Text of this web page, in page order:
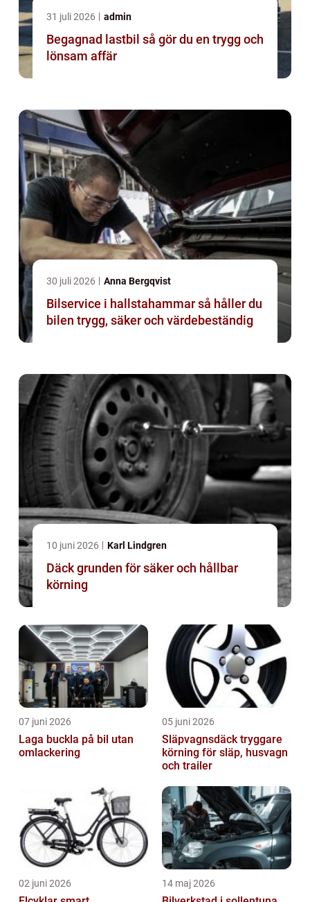
31 juli 2026 admin
Begagnad lastbil så gör du en trygg och
lönsam affär
30 juli 2026 Anna Bergqvist
Bilservice i hallstahammar så håller du
bilen trygg, säker och värdebeständig
10 juni 2026 Karl Lindgren
Däck grunden för säker och hållbar
körning
07 juni 2026
Laga buckla på bil utan
omlackering
05 juni 2026
Släpvagnsdäck tryggare
körning för släp, husvagn
och trailer
02 juni 2026 14 maj 2026